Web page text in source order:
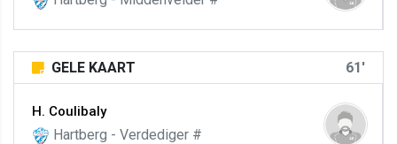
GELE KAART 61'
H. Coulibaly
Hartberg - Verdediger #